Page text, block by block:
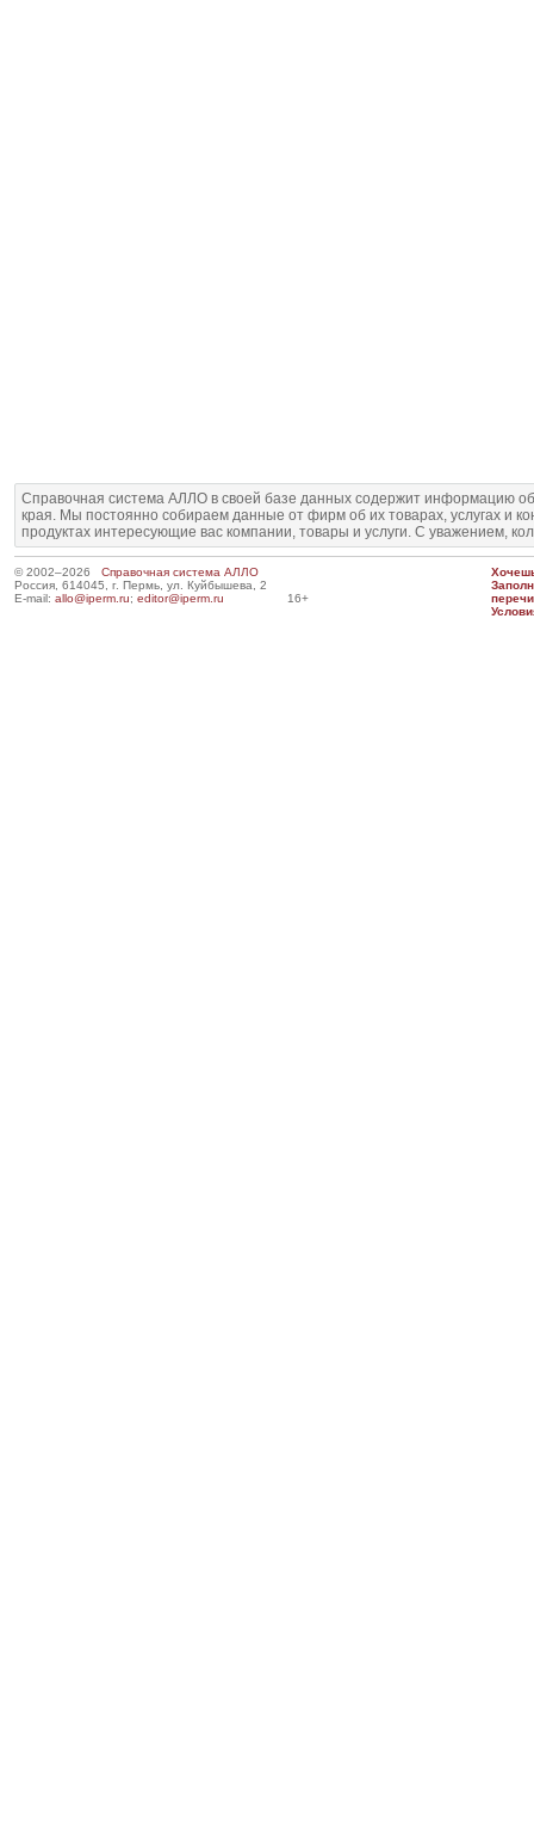
Справочная система АЛЛО в своей базе данных содержит информацию
края. Мы постоянно собираем данные от фирм об их товарах, услугах и
продуктах интересующие вас компании, товары и услуги. С уважением,
© 2002–2026 Справочная система АЛЛО
Россия, 614045, г. Пермь, ул. Куйбышева, 2
E-mail: allo@iperm.ru; editor@iperm.ru 16+